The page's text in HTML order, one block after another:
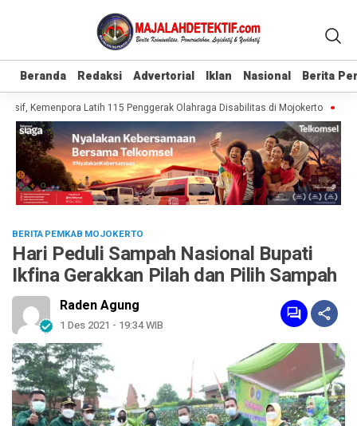
Beranda Redaksi Advertorial Iklan Nasional Berita
Beranda Redaksi Advertorial Iklan Nasional Berita
Kemenpora Latih 115 Penggerak Olahraga Disabilitas di Mojokerto
BERITA PEMKAB MOJOKERTO
Hari Peduli Sampah Nasional Bupati
Ikfina Gerakkan Pilah dan Pilih Sampah
Raden Agung
1 Des 2021 - 19:34 WIB